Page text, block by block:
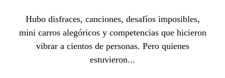
Hubo disfraces, canciones, desafíos imposibles,
mini carros alegóricos y competencias que hicieron
vibrar a cientos de personas. Pero quienes
estuvieron...